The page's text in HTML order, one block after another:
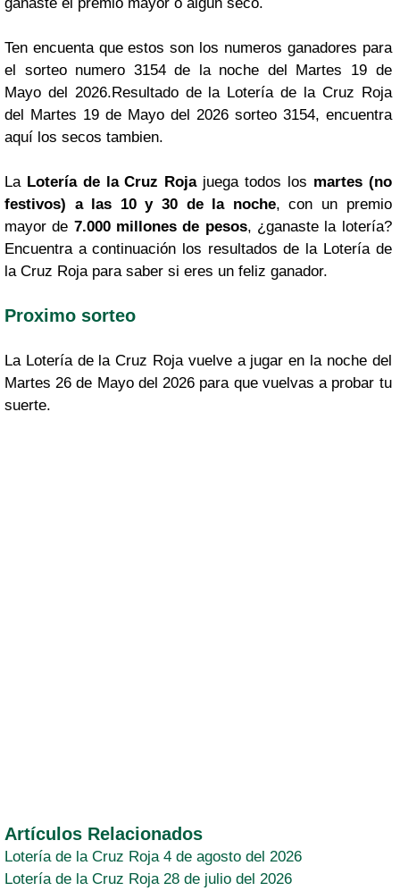
Ten encuenta que estos son los numeros ganadores para
el sorteo numero 3154 de la noche del Martes 19 de
Mayo del 2026.Resultado de la Lotería de la Cruz Roja
del Martes 19 de Mayo del 2026 sorteo 3154, encuentra
aquí los secos tambien.
La Lotería de la Cruz Rojajuega todos los martes (no
festivos) a las 10 y 30 de la noche, con un premio
mayor de 7.000 millones de pesos, ¿ganaste la lotería?
Encuentra a continuación los resultados de la Lotería de
la Cruz Roja para saber si eres un feliz ganador.
Proximo sorteo
La Lotería de la Cruz Roja vuelve a jugar en la noche del
Martes 26 de Mayo del 2026 para que vuelvas a probar tu
suerte.
Artículos Relacionados
Lotería de la Cruz Roja 4 de agosto del 2026
Lotería de la Cruz Roja 28 de julio del 2026